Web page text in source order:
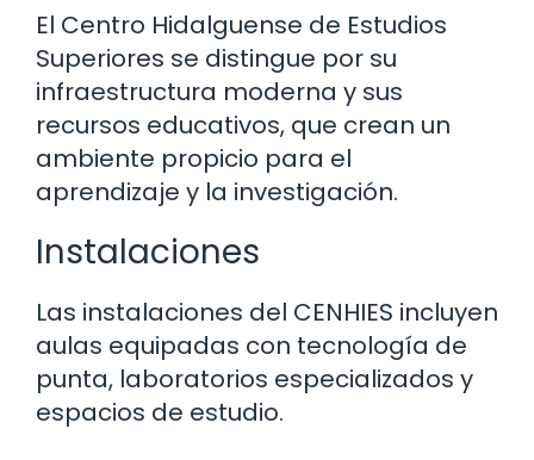
El Centro Hidalguense de Estudios
Superiores se distingue por su
infraestructura moderna y sus
recursos educativos, que crean un
ambiente propicio para el
aprendizaje y la investigación.
Instalaciones
Las instalaciones del CENHIES incluyen
aulas equipadas con tecnología de
punta, laboratorios especializados y
espacios de estudio.